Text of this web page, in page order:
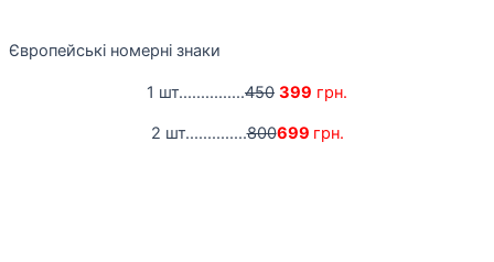
Європейські номерні знаки
1 шт...............450 399 грн.
2 шт..............800699 грн.